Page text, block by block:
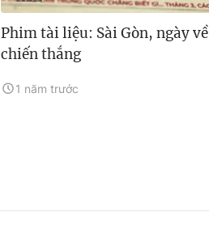
Phim tài liệu: Sài Gòn, ngày về
chiến thắng
1 năm trước